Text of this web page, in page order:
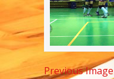
Previous Image